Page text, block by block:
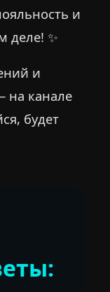
и
деле! ✨
и
на канале
будет